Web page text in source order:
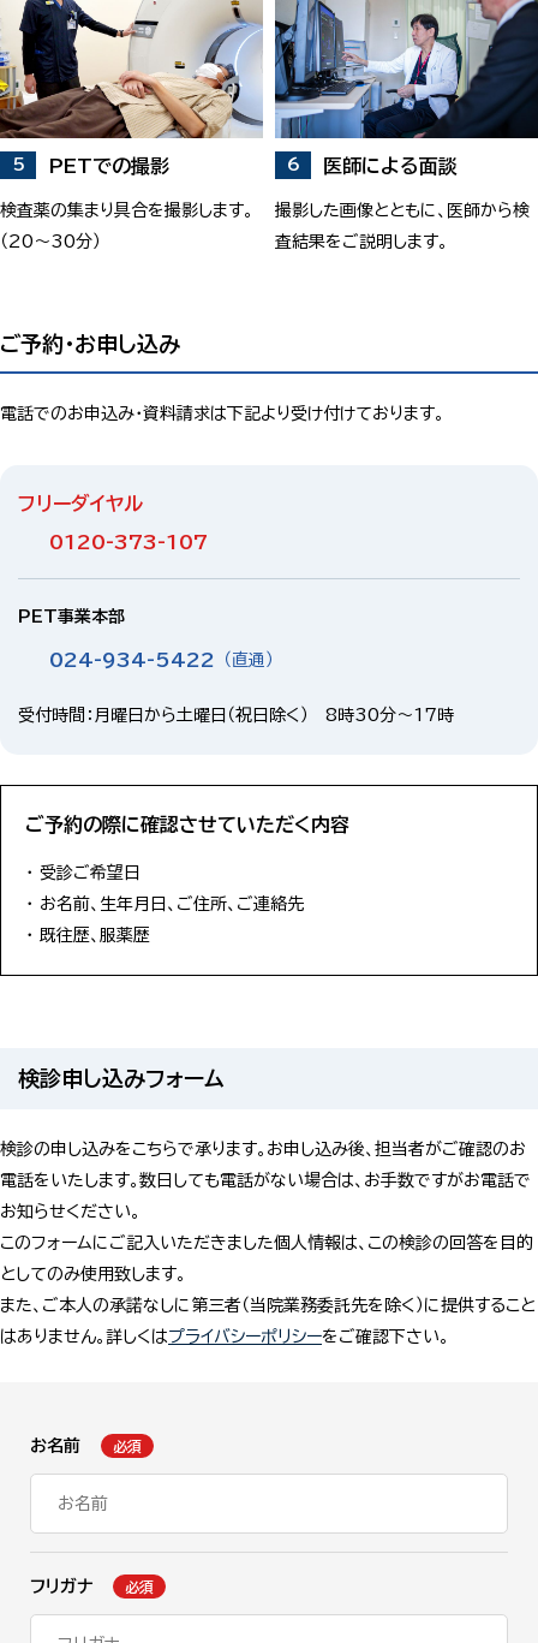
PETでの撮影
検査薬の集まり具合を撮影します。
（20～30分）
医師による面談
撮影した画像とともに、医師から検
査結果をご説明します。
ご予約・お申し込み
電話でのお申込み・資料請求は下記より受け付けております。
フリーダイヤル
0120-373-107
PET事業本部
024-934-5422 （直通）
受付時間：月曜日から土曜日（祝日除く） 8時30分〜17時
ご予約の際に確認させていただく内容
受診ご希望日
お名前、生年月日、ご住所、ご連絡先
既往歴、服薬歴
検診申し込みフォーム
検診の申し込みをこちらで承ります。お申し込み後、担当者がご確認のお
電話をいたします。数日しても電話がない場合は、お手数ですがお電話で
お知らせください。
このフォームにご記入いただきました個人情報は、この検診の回答を目的
としてのみ使用致します。
また、ご本人の承諾なしに第三者（当院業務委託先を除く）に提供すること
はありません。詳しくはプライバシーポリシーをご確認下さい。
お名前 必須
フリガナ 必須